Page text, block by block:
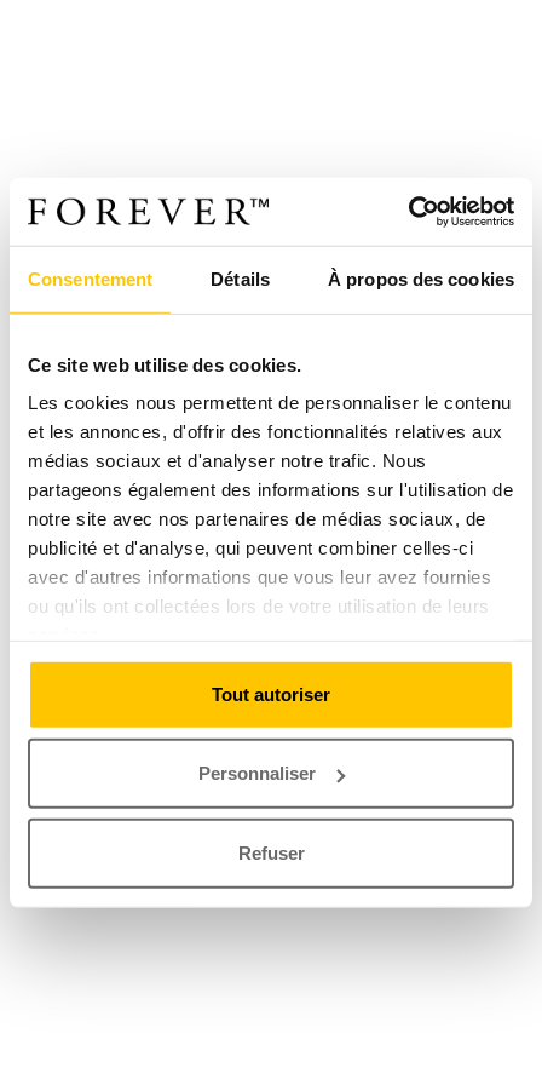
Consentement Détails À propos des cookies
Ce site web utilise des cookies.
Les cookies nous permettent de personnaliser le contenu
et les annonces, d'offrir des fonctionnalités relatives aux
médias sociaux et d'analyser notre trafic. Nous
partageons également des informations sur l'utilisation de
notre site avec nos partenaires de médias sociaux, de
publicité et d'analyse, qui peuvent combiner celles-ci
avec d'autres informations que vous leur avez fournies
ou qu'ils ont collectées lors de votre utilisation de leurs
Tout autoriser
Personnaliser
Refuser